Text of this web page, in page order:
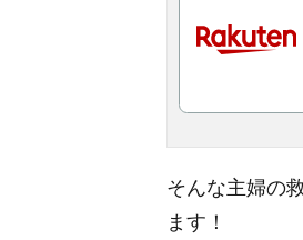
そんな主婦の
ます！